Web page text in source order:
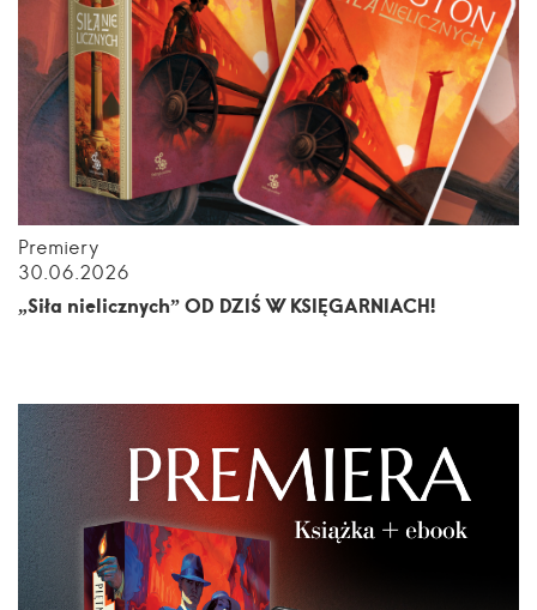
Premiery
30.06.2026
„Siła nielicznych” OD DZIŚ W KSIĘGARNIACH!